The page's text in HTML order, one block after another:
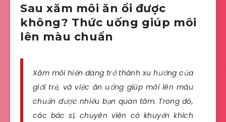
Sau xăm môi ăn ổi được
không? Thức uống giúp môi
lên màu chuẩn
Xăm môi hiện đang trở thành xu hướng của
giới trẻ, và việc ăn uống giúp môi lên màu
chuẩn được nhiều bạn quan tâm. Trong đó,
các bác sĩ, chuyên viên có khuyến khích